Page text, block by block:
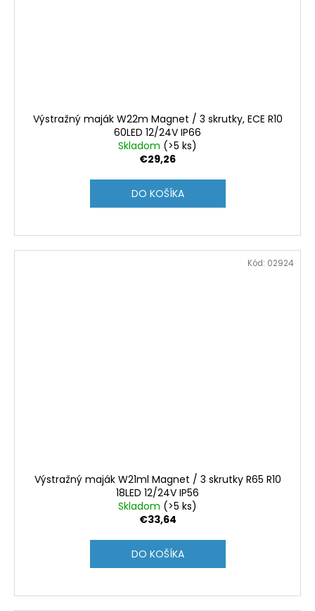
Výstražný maják W22m Magnet / 3 skrutky, ECE R10
60LED 12/24V IP66
Skladom (>5 ks)
€29,26
DO KOŠÍKA
Výstražný maják W21ml Magnet / 3 skrutky R65 R10
18LED 12/24V IP56
Skladom (>5 ks)
€33,64
DO KOŠÍKA
Kód: 02924